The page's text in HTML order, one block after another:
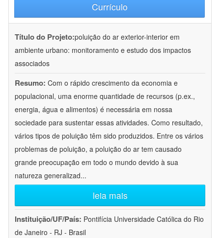
Currículo
Título do Projeto:poluição do ar exterior-interior em
ambiente urbano: monitoramento e estudo dos impactos
associados
Resumo: Com o rápido crescimento da economia e
populacional, uma enorme quantidade de recursos (p.ex.,
energia, água e alimentos) é necessária em nossa
sociedade para sustentar essas atividades. Como resultado,
vários tipos de poluição têm sido produzidos. Entre os vários
problemas de poluição, a poluição do ar tem causado
grande preocupação em todo o mundo devido à sua
natureza generalizad...
leia mais
Instituição/UF/País: Pontifícia Universidade Católica do Rio
de Janeiro - RJ - Brasil